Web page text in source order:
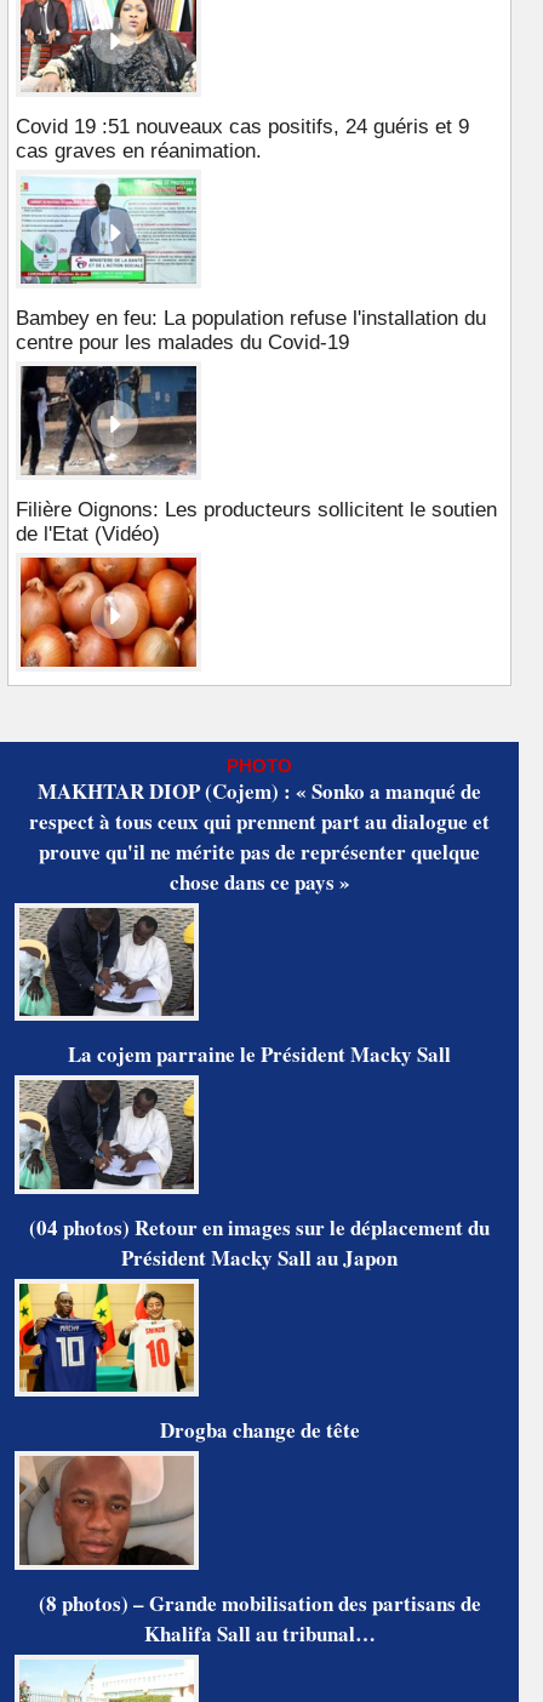
Covid 19 :51 nouveaux cas positifs, 24 guéris et 9
cas graves en réanimation.
Bambey en feu: La population refuse l'installation du
centre pour les malades du Covid-19
Filière Oignons: Les producteurs sollicitent le soutien
de l'Etat (Vidéo)
PHOTO
MAKHTAR DIOP (Cojem) : « Sonko a manqué de
respect à tous ceux qui prennent part au dialogue et
prouve qu'il ne mérite pas de représenter quelque
chose dans ce pays »
La cojem parraine le Président Macky Sall
(04 photos) Retour en images sur le déplacement du
Président Macky Sall au Japon
Drogba change de tête
(8 photos) – Grande mobilisation des partisans de
Khalifa Sall au tribunal…